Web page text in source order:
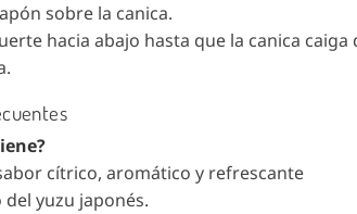
sobre la canica.
hacia abajo hasta que la canica caiga
cítrico, aromático y refrescante
yuzu japonés.